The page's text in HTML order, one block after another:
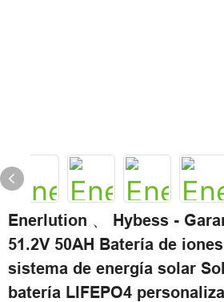
Enerlution 、 Hybess -
51.2V 50AH Batería de
sistema de energía solar
batería LIFEPO4